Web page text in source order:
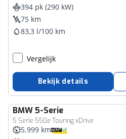
394 pk (290 kW)
75 km
83,3 l/100 km
Vergelijk
Bekijk details
BMW5-Serie
5 Serie 550e Touring xDrive
5.999 km